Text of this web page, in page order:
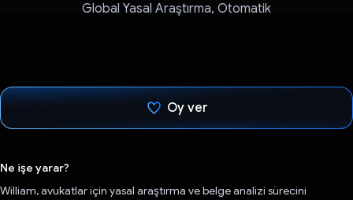
Global Yasal Araştırma, Otomatik
Oy ver
Ne işe yarar?
William, avukatlar için yasal araştırma ve belge analizi sürecini